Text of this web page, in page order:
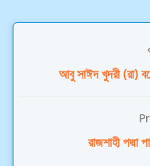
আবু সাঈদ খুদরী (রা)
রাজশাহী পদ্মা